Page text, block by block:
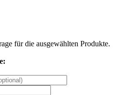
für die ausgewählten Produkte.